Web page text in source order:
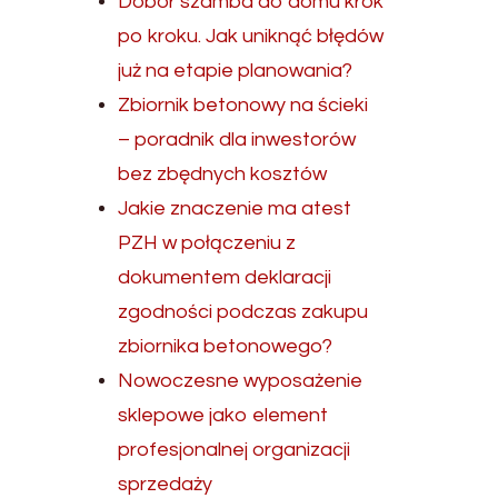
po kroku. Jak uniknąć błędów
już na etapie planowania?
Zbiornik betonowy na ścieki
– poradnik dla inwestorów
bez zbędnych kosztów
Jakie znaczenie ma atest
PZH w połączeniu z
dokumentem deklaracji
zgodności podczas zakupu
zbiornika betonowego?
Nowoczesne wyposażenie
sklepowe jako element
profesjonalnej organizacji
sprzedaży